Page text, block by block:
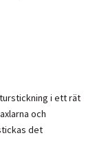
i ett rät
och
det